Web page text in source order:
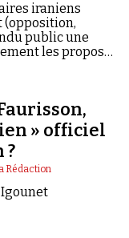
iraniens
(opposition,
public une
les propos
» officiel
?
Rédaction